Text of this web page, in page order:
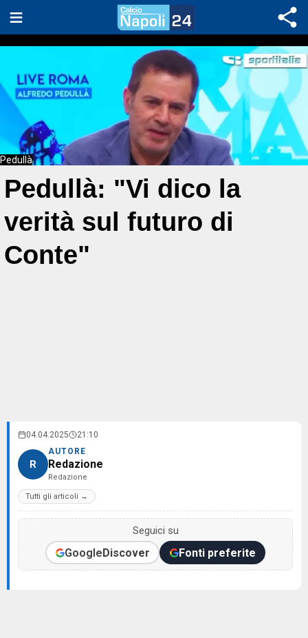
Pedullà
Pedullà: "Vi dico la
verità sul futuro di
Conte"
04.04.2025 21:10
R
AUTORE
Redazione
Redazione
Tutti gli articoli →
Seguici su
GoogleDiscover Fonti preferite